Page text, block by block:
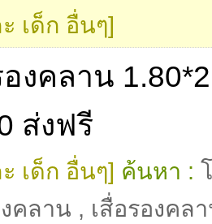
เด็ก อื่นๆ]
งคลาน
ส่งฟรี
เด็ก อื่นๆ] ค้นหา :
คลาน , เสื่อรองคล